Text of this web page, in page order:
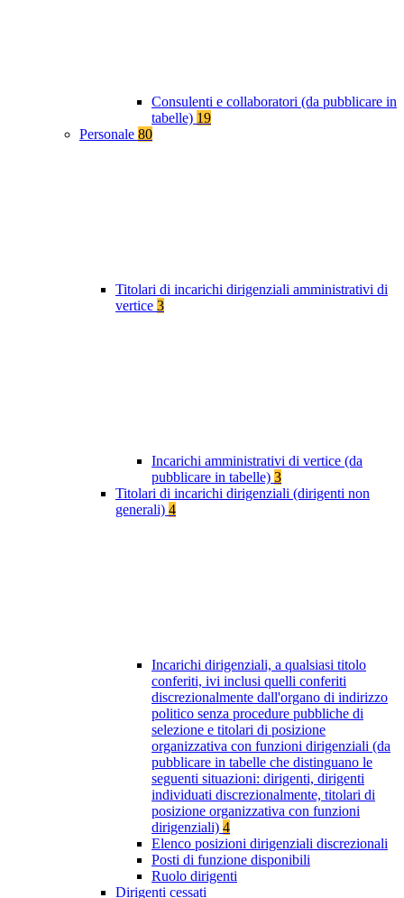
Consulenti e collaboratori (da pubblicare in
tabelle) 19
Personale 80
Titolari di incarichi dirigenziali amministrativi di
vertice 3
Incarichi amministrativi di vertice (da
pubblicare in tabelle) 3
Titolari di incarichi dirigenziali (dirigenti non
generali) 4
Incarichi dirigenziali, a qualsiasi titolo
conferiti, ivi inclusi quelli conferiti
discrezionalmente dall'organo di indirizzo
politico senza procedure pubbliche di
selezione e titolari di posizione
organizzativa con funzioni dirigenziali (da
pubblicare in tabelle che distinguano le
seguenti situazioni: dirigenti, dirigenti
individuati discrezionalmente, titolari di
posizione organizzativa con funzioni
dirigenziali) 4
Elenco posizioni dirigenziali discrezionali
Posti di funzione disponibili
Ruolo dirigenti
Dirigenti cessati